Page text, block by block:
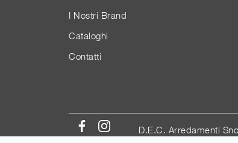
I Nostri Brand
Cataloghi
Contatti
D.E.C. Arredamenti